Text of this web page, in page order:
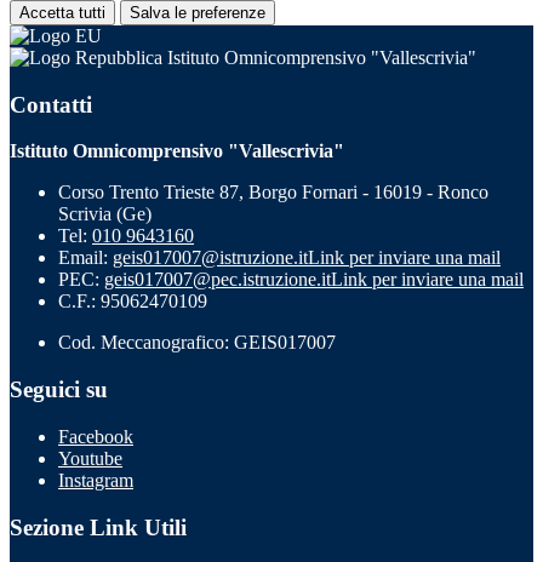
Accetta tutti Salva le preferenze
Istituto Omnicomprensivo "Vallescrivia"
Contatti
Istituto Omnicomprensivo "Vallescrivia"
Corso Trento Trieste 87, Borgo Fornari - 16019 - Ronco
Scrivia (Ge)
Tel: 010 9643160
Email: geis017007@istruzione.itLink per inviare una mail
PEC: geis017007@pec.istruzione.itLink per inviare una mail
C.F.: 95062470109
Cod. Meccanografico: GEIS017007
Seguici su
Facebook
Youtube
Instagram
Sezione Link Utili